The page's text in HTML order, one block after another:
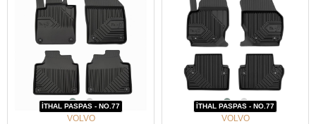
İTHAL PASPAS - NO.77
VOLVO
İTHAL PASPAS - NO.77
VOLVO